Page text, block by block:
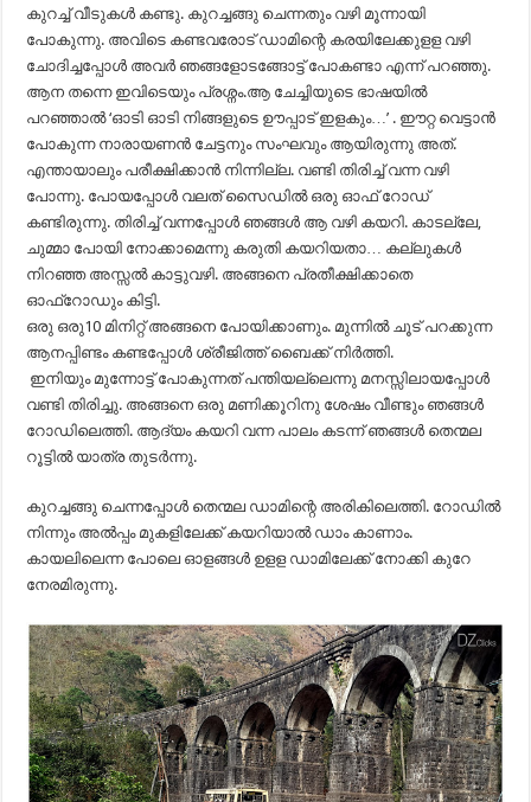
കുറച്ച് വീടുകൾ കണ്ടു. കുറച്ചങ്ങു ചെന്നതും വഴി മൂന്നായി
പോകുന്നു. അവിടെ കണ്ടവരോട് ഡാമിന്റെ കരയിലേക്കുളള വഴി
ചോദിച്ചപ്പോൾ അവർ ഞങ്ങളോടങ്ങോട്ട് പോകണ്ടാ എന്ന് പറഞ്ഞു.
ആന തന്നെ ഇവിടെയും പ്രശ്നം.ആ ചേച്ചിയുടെ ഭാഷയിൽ
പറഞ്ഞാൽ ‘ഓടി ഓടി നിങ്ങളുടെ ഊപ്പാട് ഇളകും…’ . ഈറ്റ വെട്ടാൻ
പോകുന്ന നാരായണൻ ചേട്ടനും സംഘവും ആയിരുന്നു അത്.
എന്തായാലും പരീക്ഷിക്കാൻ നിന്നില്ല. വണ്ടി തിരിച്ച് വന്ന വഴി
പോന്നു. പോയപ്പോൾ വലത് സൈഡിൽ ഒരു ഓഫ്‌ റോഡ്‌
കണ്ടിരുന്നു. തിരിച്ച് വന്നപ്പോൾ ഞങ്ങൾ ആ വഴി കയറി. കാടല്ലേ,
ചുമ്മാ പോയി നോക്കാമെന്നു കരുതി കയറിയതാ… കല്ലുകൾ
നിറഞ്ഞ അസ്സൽ കാട്ടുവഴി. അങ്ങനെ പ്രതീക്ഷിക്കാതെ
ഓഫ്‌റോഡും കിട്ടി.
ഒരു ഒരു10 മിനിറ്റ് അങ്ങനെ പോയിക്കാണും. മുന്നിൽ ചൂട് പറക്കുന്ന
ആനപ്പിണ്ടം കണ്ടപ്പോൾ ശ്രീജിത്ത് ബൈക്ക്‌ നിർത്തി.
ഇനിയും മുന്നോട്ട് പോകുന്നത് പന്തിയല്ലെന്നു മനസ്സിലായപ്പോൾ
വണ്ടി തിരിച്ചു. അങ്ങനെ ഒരു മണിക്കൂറിനു ശേഷം വീണ്ടും ഞങ്ങൾ
റോഡിലെത്തി. ആദ്യം കയറി വന്ന പാലം കടന്ന് ഞങ്ങൾ തെന്മല
റൂട്ടിൽ യാത്ര തുടർന്നു.
കുറച്ചങ്ങു ചെന്നപ്പോൾ തെന്മല ഡാമിന്റെ അരികിലെത്തി. റോഡിൽ
നിന്നും അൽപ്പം മുകളിലേക്ക് കയറിയാൽ ഡാം കാണാം.
കായലിലെന്ന പോലെ ഓളങ്ങൾ ഉളള ഡാമിലേക്ക് നോക്കി കുറേ
നേരമിരുന്നു.